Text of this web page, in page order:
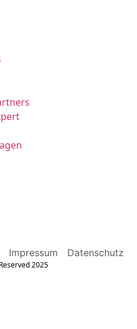
Impressum Datenschutz
2025